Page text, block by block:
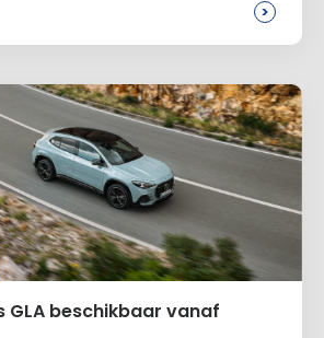
>
GLA beschikbaar vanaf